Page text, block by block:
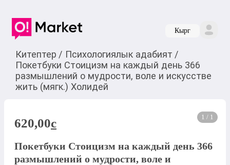
Кырг
Китептер / Психологиялык адабият /
Покетбуки Стоицизм на каждый день 366
размышлений о мудрости, воле и искусстве
жить (мягк.) Холидей
1 / 1
620,00c
Покетбуки Стоицизм на каждый день 366
размышлений о мудрости, воле и